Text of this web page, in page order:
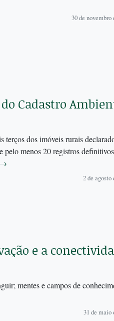
30 de novembro
Cadastro
terços dos imóveis rurais
pelo menos 20 registros definitivos
→
2 de agosto
e a
mentes e campos de
31 de maio